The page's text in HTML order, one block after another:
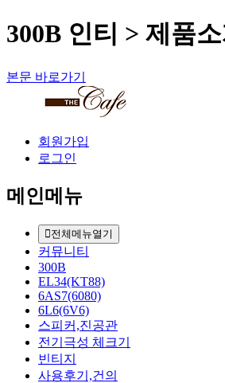
300B 인티 > 제품
본문 바로가기
회원가입
로그인
메인메뉴
전체메뉴열기
커뮤니티
300B
EL34(KT88)
6AS7(6080)
6L6(6V6)
스피커,진공관
전기극성 체크기
빈티지
사용후기,건의